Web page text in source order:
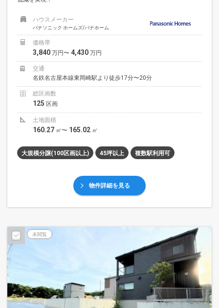
ハウスメーカー
パナソニック ホームズ/パナホーム
価格帯
3,840 万円〜 4,430 万円
交通
名鉄名古屋本線東岡崎駅より徒歩17分〜20分
総区画数
125 区画
土地面積
160.27 ㎡〜 165.02 ㎡
大規模分譲(100区画以上) 45坪以上 複数駅利用可
物件詳細を見る
未閲覧